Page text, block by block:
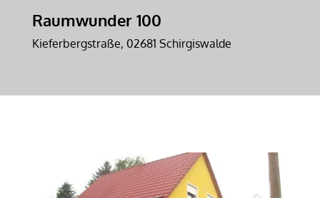
Raumwunder 100
Kieferbergstraße, 02681 Schirgiswalde